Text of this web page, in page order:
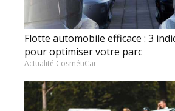
Flotte automobile efficace : 3
pour optimiser votre parc
Actualité CosmétiCar